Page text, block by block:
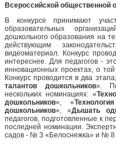
Всероссийской общественной
В конкурсе принимают
образовательных
дошкольного образования на
действующим
видеоматериал. Конкурс
интереснее. Для педагогов -
инновационных проектах, о
Конкурс проводится в два
талантов дошкольников».
нескольких номинациях: «
дошкольников», «
дошкольников», «Дышать
педагогов, подготовленные к
последней номинации.
садов - № 3 «Белоснежка» и № 8